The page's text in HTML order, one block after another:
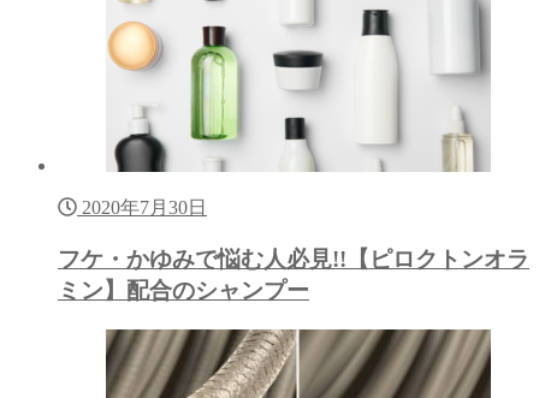
2020年7月30日
フケ・かゆみで悩む人必見!!【ピロクトンオラ
ミン】配合のシャンプー